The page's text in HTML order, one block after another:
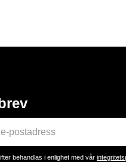
behandlas i enlighet med vår